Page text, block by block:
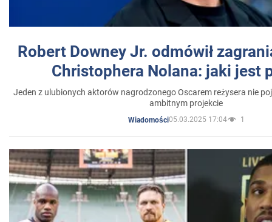
Robert Downey Jr. odmówił
Christophera Nolana: jaki jest
Jeden z ulubionych aktorów nagrodzonego Oscarem reżysera nie
ambitnym projekcie
Wiadomości05.03.2025 17:04 1